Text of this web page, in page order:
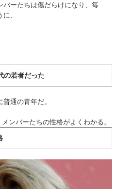
バーたちは傷だらけになり、毎
、
の若者だった
通の青年だ。
ンバーたちの性格がよくわかる。